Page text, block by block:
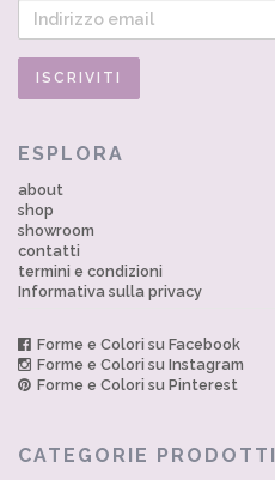
ESPLORA
about
shop
showroom
contatti
termini e condizioni
Informativa sulla privacy
Forme e Colori su Facebook
Forme e Colori su Instagram
Forme e Colori su Pinterest
CATEGORIE PRODOTTI